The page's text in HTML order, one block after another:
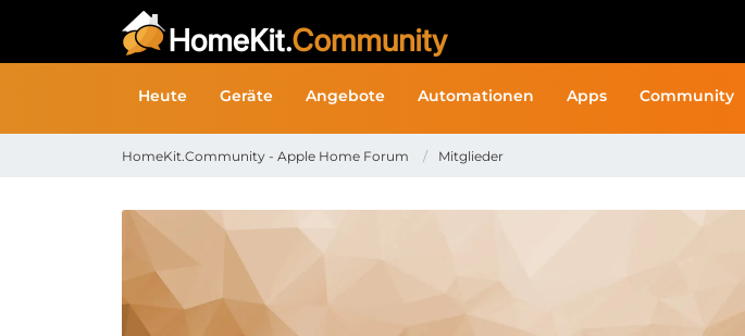
Heute Geräte Angebote Automationen Apps Community
HomeKit.Community - Apple Home Forum Mitglieder